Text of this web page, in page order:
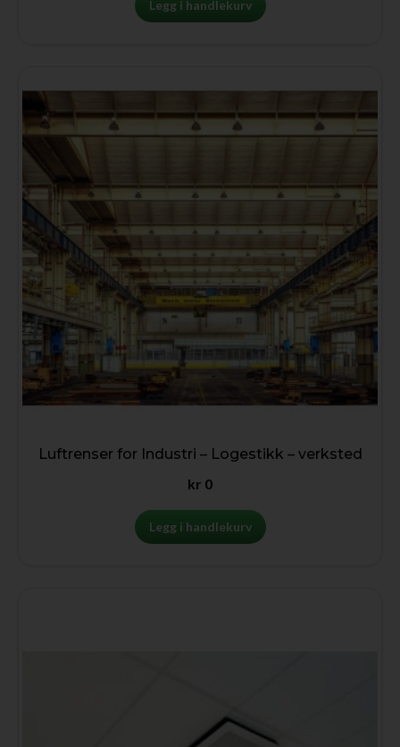
Legg i handlekurv
Luftrenser for Industri – Logestikk – verksted
kr 0
Legg i handlekurv